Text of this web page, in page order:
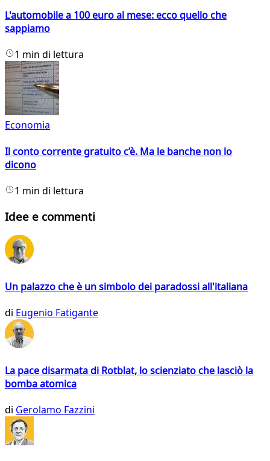
L'automobile a 100 euro al mese: ecco quello che
sappiamo
1 min di lettura
Economia
Il conto corrente gratuito c’è. Ma le banche non lo
dicono
1 min di lettura
Idee e commenti
Un palazzo che è un simbolo dei paradossi all'italiana
di Eugenio Fatigante
La pace disarmata di Rotblat, lo scienziato che lasciò la
bomba atomica
di Gerolamo Fazzini